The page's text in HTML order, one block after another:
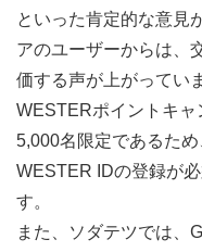
といった肯定的な意見
アのユーザーからは、
価する声が上がってい
WESTERポイントキ
5,000名限定であるた
WESTER IDの登録が
す。
また、ソダテツでは、